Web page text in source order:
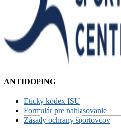
ANTIDOPING
Etický kódex ISU
Formulár pre nahlasovanie
Zásady ochrany športovcov